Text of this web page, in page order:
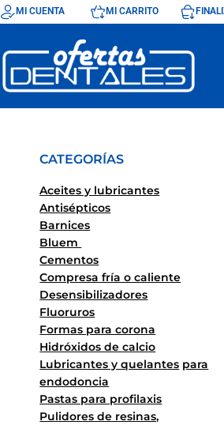
MI CUENTA MI CARRITO
CATEGORÍAS
Aceites y lubricantes
Antisépticos
Barnices
Bluem
Cementos
Compresa fría o caliente
Desensibilizadores
Fluoruros
Formas para corona
Hidróxidos de calcio
Lubricantes y quelantes para
endodoncia
Pastas para profilaxis
Pulidores de resinas,